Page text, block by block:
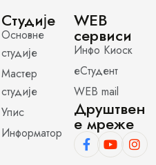
Студије
Основне
студије
Мастер
студије
Упис
Информатор
WEB
сервиси
Инфо Киоск
еСтудент
WEB mail
Друштвен
е мреже